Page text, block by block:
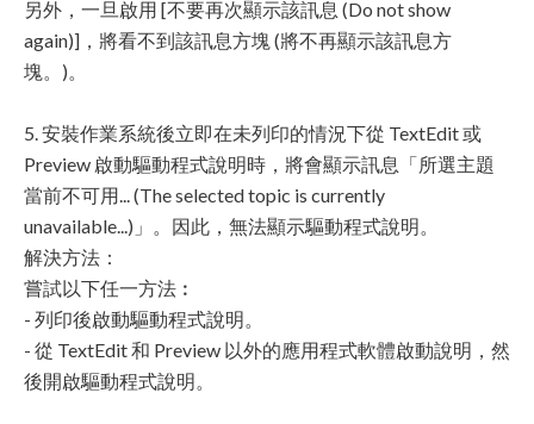
另外，一旦啟用 [不要再次顯示該訊息 (Do not show
again)]，將看不到該訊息方塊 (將不再顯示該訊息方
塊。)。
5. 安裝作業系統後立即在未列印的情況下從 TextEdit 或
Preview 啟動驅動程式說明時，將會顯示訊息「所選主題
當前不可用... (The selected topic is currently
unavailable...)」。因此，無法顯示驅動程式說明。
解決方法：
嘗試以下任一方法︰
- 列印後啟動驅動程式說明。
- 從 TextEdit 和 Preview 以外的應用程式軟體啟動說明，然
後開啟驅動程式說明。